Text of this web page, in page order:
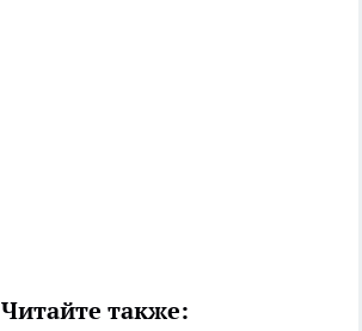
Читайте также: